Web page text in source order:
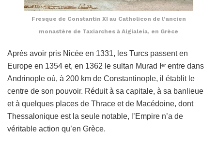
Fresque de Constantin XI au Catholicon de l’ancien
monastère de Taxiarches à Aigialeia, en Grèce
Après avoir pris Nicée en 1331, les Turcs passent en
Europe en 1354 et, en 1362 le sultan Murad I
erentre dans
Andrinople où, à 200 km de Constantinople, il établit le
centre de son pouvoir. Réduit à sa capitale, à sa banlieue
et à quelques places de Thrace et de Macédoine, dont
Thessalonique est la seule notable, l’Empire n’a de
véritable action qu’en Grèce.